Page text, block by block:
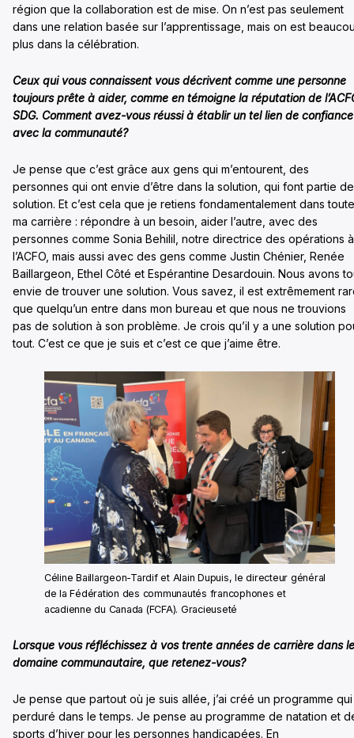
région que la collaboration est de mise. On n’est pas seulement
dans une relation basée sur l’apprentissage, mais on est
plus dans la célébration.
Ceux qui vous connaissent vous décrivent comme une personne
toujours prête à aider, comme en témoigne la réputation de
SDG. Comment avez-vous réussi à établir un tel lien de confiance
avec la communauté?
Je pense que c’est grâce aux gens qui m’entourent, des
personnes qui ont envie d’être dans la solution, qui font partie
solution. Et c’est cela que je retiens fondamentalement dans toute
ma carrière : répondre à un besoin, aider l’autre, avec des
personnes comme Sonia Behilil, notre directrice des opérations à
l’ACFO, mais aussi avec des gens comme Justin Chénier, Renée
Baillargeon, Ethel Côté et Espérantine Desardouin. Nous avons
envie de trouver une solution. Vous savez, il est extrêmement
que quelqu’un entre dans mon bureau et que nous ne trouvions
pas de solution à son problème. Je crois qu’il y a une solution
tout. C’est ce que je suis et c’est ce que j’aime être.
Céline Baillargeon-Tardif et Alain Dupuis, le directeur général
de la Fédération des communautés francophones et
acadienne du Canada (FCFA). Gracieuseté
Lorsque vous réfléchissez à vos trente années de carrière dans le
domaine communautaire, que retenez-vous?
Je pense que partout où je suis allée, j’ai créé un programme
perduré dans le temps. Je pense au programme de natation et
sports d’hiver pour les personnes handicapées. En